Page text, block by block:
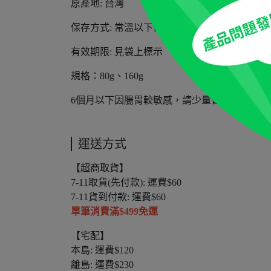
原產地: 台灣
保存方式: 常溫以下保存
有效期限: 見袋上標示
規格：80g、160g
6個月以下因腸胃較敏感，請少量嘗試、逐步增
運送方式
【超商取貨】
7-11取貨(先付款): 運費$60
7-11貨到付款: 運費$60
單筆消費滿$499免運
【宅配】
本島: 運費$120
離島: 運費$230